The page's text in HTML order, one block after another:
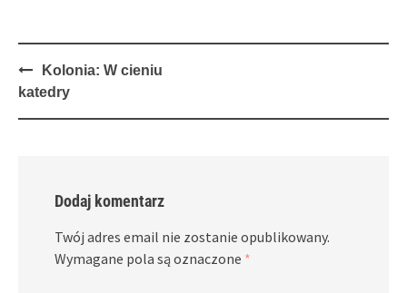
Post
navigation
Kolonia: W cieniu
katedry
Dodaj komentarz
Twój adres email nie zostanie opublikowany.
Wymagane pola są oznaczone *